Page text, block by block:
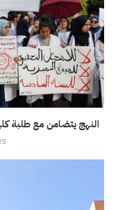
النهج يتضامن مع طلبة
25